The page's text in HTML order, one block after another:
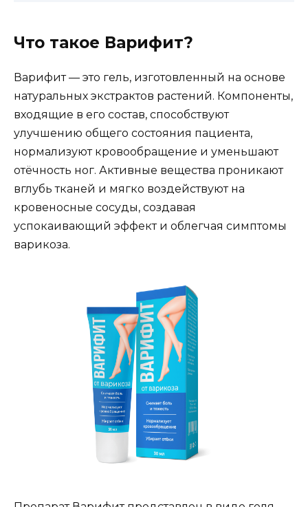
Что такое Варифит?
Варифит — это гель, изготовленный на основе
натуральных экстрактов растений. Компоненты,
входящие в его состав, способствуют
улучшению общего состояния пациента,
нормализуют кровообращение и уменьшают
отёчность ног. Активные вещества проникают
вглубь тканей и мягко воздействуют на
кровеносные сосуды, создавая
успокаивающий эффект и облегчая симптомы
варикоза.